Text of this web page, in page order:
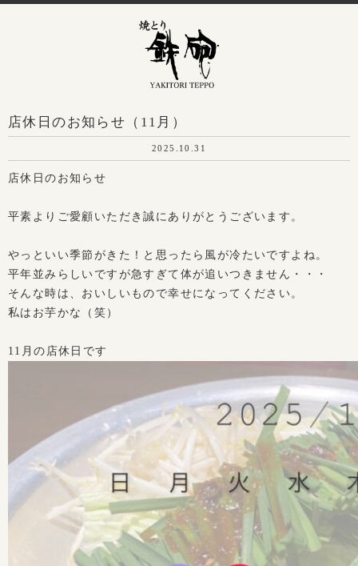
店休日のお知らせ（11月）
2025.10.31
店休日のお知らせ
平素よりご愛顧いただき誠にありがとうございます。
やっといい季節がきた！と思ったら風が冷たいですよね。
平年並みらしいですが急すぎて体が追いつきません・・・
そんな時は、おいしいもので幸せになってください。
私はお芋かな（笑）
11月の店休日です